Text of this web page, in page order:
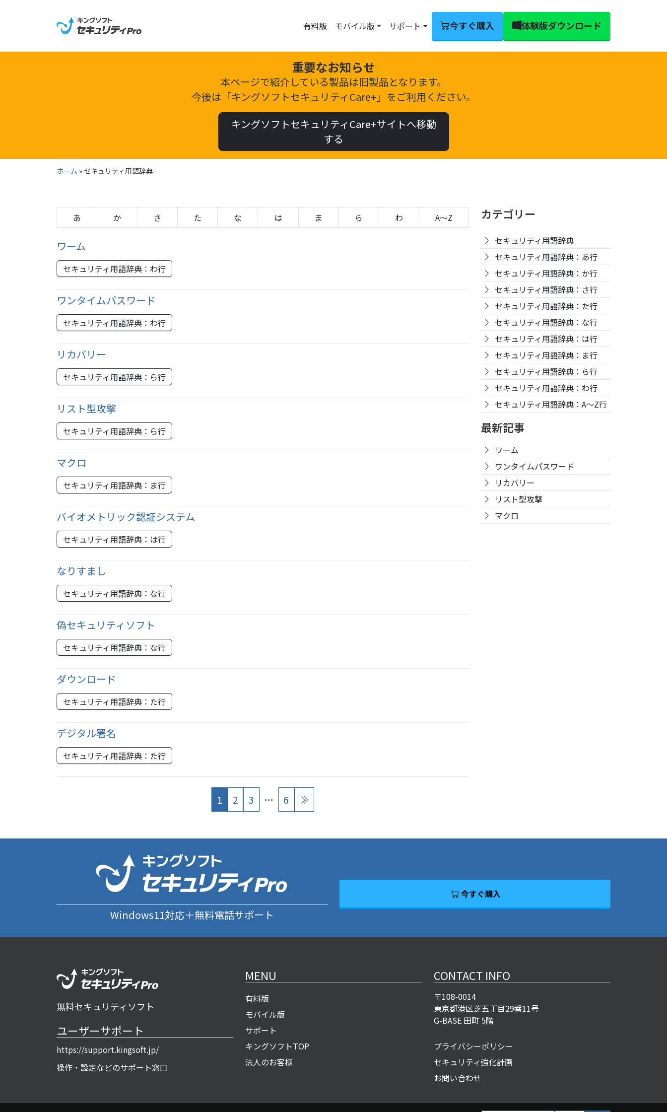
有料版 モバイル版 サポート 今すぐ購入 体験版ダウンロード
重要なお知らせ
本ページで紹介している製品は旧製品となります。
今後は「キングソフトセキュリティCare+」をご利用ください。
キングソフトセキュリティCare+サイトへ移動
する
ホーム »セキュリティ用語辞典
あ か さ た な は ま ら わ A〜Z
ワーム
セキュリティ用語辞典：わ行
ワンタイムパスワード
セキュリティ用語辞典：わ行
リカバリー
セキュリティ用語辞典：ら行
リスト型攻撃
セキュリティ用語辞典：ら行
マクロ
セキュリティ用語辞典：ま行
バイオメトリック認証システム
セキュリティ用語辞典：は行
なりすまし
セキュリティ用語辞典：な行
偽セキュリティソフト
セキュリティ用語辞典：な行
ダウンロード
セキュリティ用語辞典：た行
デジタル署名
セキュリティ用語辞典：た行
1 2 3 … 6
カテゴリー
セキュリティ用語辞典
セキュリティ用語辞典：あ行
セキュリティ用語辞典：か行
セキュリティ用語辞典：さ行
セキュリティ用語辞典：た行
セキュリティ用語辞典：な行
セキュリティ用語辞典：は行
セキュリティ用語辞典：ま行
セキュリティ用語辞典：ら行
セキュリティ用語辞典：わ行
セキュリティ用語辞典：A〜Z行
最新記事
ワーム
ワンタイムパスワード
リカバリー
リスト型攻撃
マクロ
Windows11対応＋無料電話サポート
今すぐ購入
無料セキュリティソフト
ユーザーサポート
https://support.kingsoft.jp/
操作・設定などのサポート窓口
MENU
有料版
モバイル版
サポート
キングソフトTOP
法人のお客様
CONTACT INFO
〒108-0014
東京都港区芝五丁目29番11号
G-BASE 田町 5階
プライバシーポリシー
セキュリティ強化計画
お問い合わせ